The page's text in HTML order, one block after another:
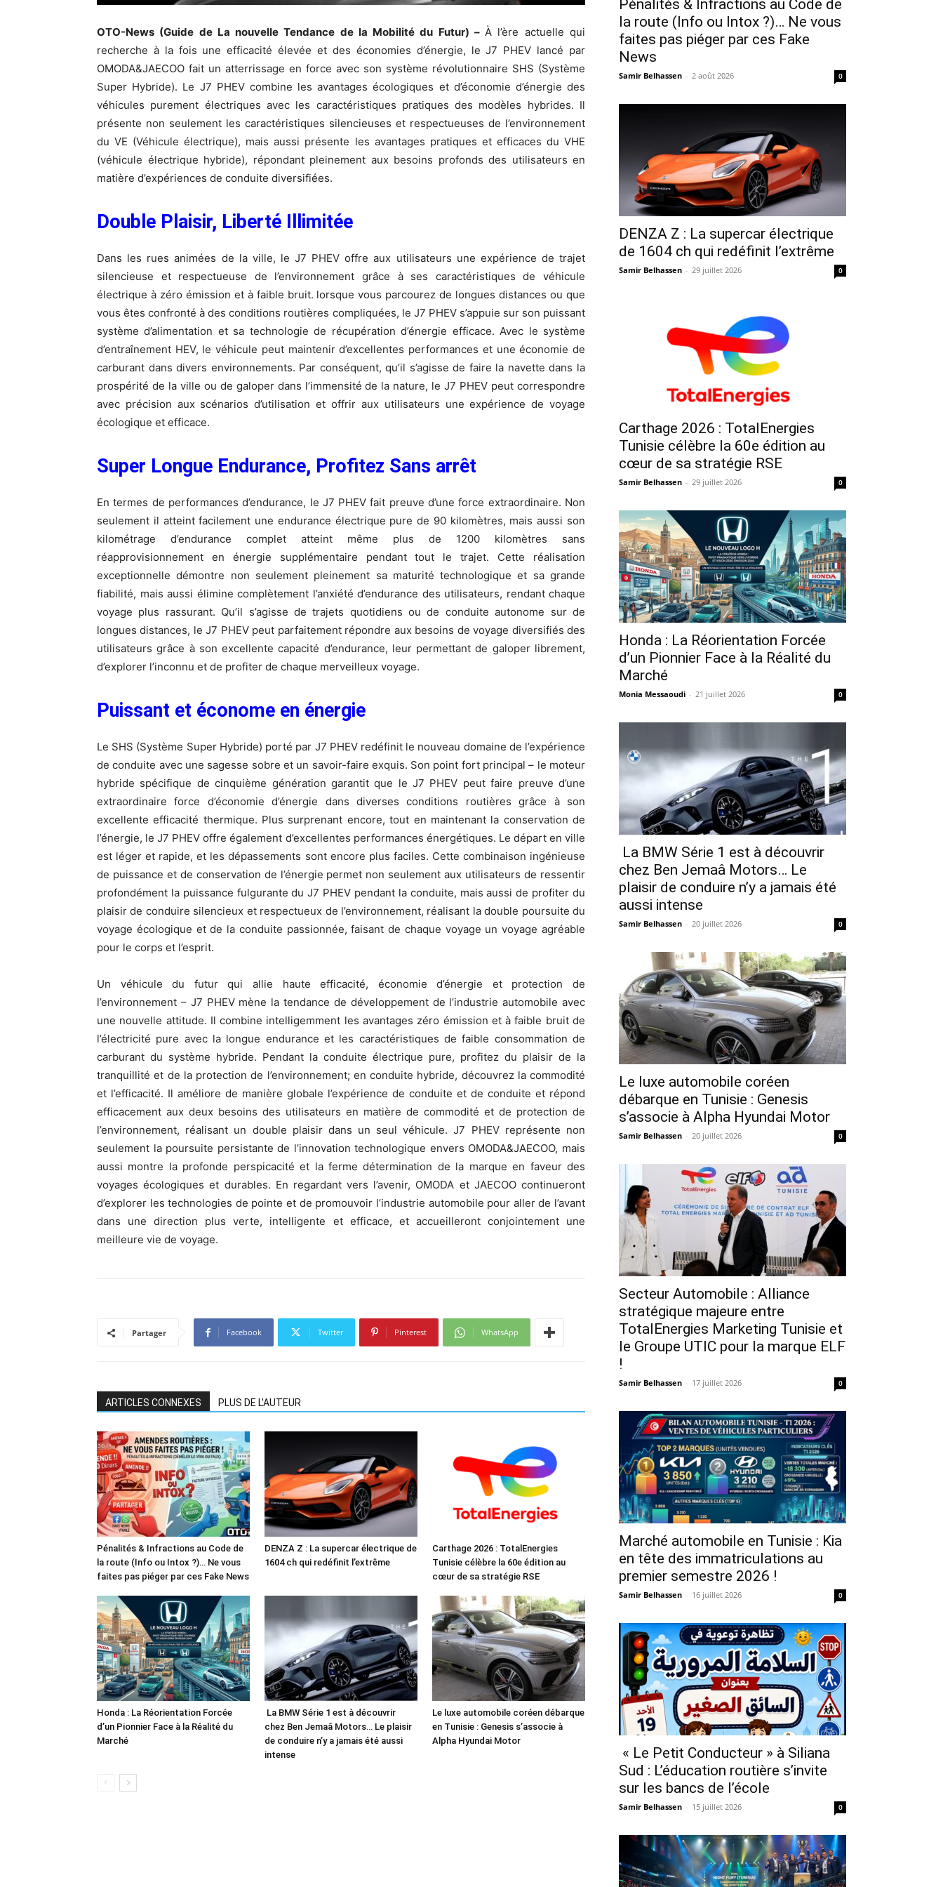
OTO-News (Guide de La nouvelle Tendance de la Mobilité du Futur) –À l’ère actuelle qui
recherche à la fois une efficacité élevée et des économies d’énergie, le J7 PHEV lancé par
OMODA&JAECOO fait un atterrissage en force avec son système révolutionnaire SHS (Système
Super Hybride). Le J7 PHEV combine les avantages écologiques et d’économie d’énergie des
véhicules purement électriques avec les caractéristiques pratiques des modèles hybrides. Il
présente non seulement les caractéristiques silencieuses et respectueuses de l’environnement
du VE (Véhicule électrique), mais aussi présente les avantages pratiques et efficaces du VHE
(véhicule électrique hybride), répondant pleinement aux besoins profonds des utilisateurs en
matière d’expériences de conduite diversifiées.
Double Plaisir, Liberté Illimitée
Dans les rues animées de la ville, le J7 PHEV offre aux utilisateurs une expérience de trajet
silencieuse et respectueuse de l’environnement grâce à ses caractéristiques de véhicule
électrique à zéro émission et à faible bruit. lorsque vous parcourez de longues distances ou que
vous êtes confronté à des conditions routières compliquées, le J7 PHEV s’appuie sur son puissant
système d’alimentation et sa technologie de récupération d’énergie efficace. Avec le système
d’entraînement HEV, le véhicule peut maintenir d’excellentes performances et une économie de
carburant dans divers environnements. Par conséquent, qu’il s’agisse de faire la navette dans la
prospérité de la ville ou de galoper dans l’immensité de la nature, le J7 PHEV peut correspondre
avec précision aux scénarios d’utilisation et offrir aux utilisateurs une expérience de voyage
écologique et efficace.
Super Longue Endurance, Profitez Sans arrêt
En termes de performances d’endurance, le J7 PHEV fait preuve d’une force extraordinaire. Non
seulement il atteint facilement une endurance électrique pure de 90 kilomètres, mais aussi son
kilométrage d’endurance complet atteint même plus de 1200 kilomètres sans
réapprovisionnement en énergie supplémentaire pendant tout le trajet. Cette réalisation
exceptionnelle démontre non seulement pleinement sa maturité technologique et sa grande
fiabilité, mais aussi élimine complètement l’anxiété d’endurance des utilisateurs, rendant chaque
voyage plus rassurant. Qu’il s’agisse de trajets quotidiens ou de conduite autonome sur de
longues distances, le J7 PHEV peut parfaitement répondre aux besoins de voyage diversifiés des
utilisateurs grâce à son excellente capacité d’endurance, leur permettant de galoper librement,
d’explorer l’inconnu et de profiter de chaque merveilleux voyage.
Puissant et économe en énergie
Le SHS (Système Super Hybride) porté par J7 PHEV redéfinit le nouveau domaine de l’expérience
de conduite avec une sagesse sobre et un savoir-faire exquis. Son point fort principal – le moteur
hybride spécifique de cinquième génération garantit que le J7 PHEV peut faire preuve d’une
extraordinaire force d’économie d’énergie dans diverses conditions routières grâce à son
excellente efficacité thermique. Plus surprenant encore, tout en maintenant la conservation de
l’énergie, le J7 PHEV offre également d’excellentes performances énergétiques. Le départ en ville
est léger et rapide, et les dépassements sont encore plus faciles. Cette combinaison ingénieuse
de puissance et de conservation de l’énergie permet non seulement aux utilisateurs de ressentir
profondément la puissance fulgurante du J7 PHEV pendant la conduite, mais aussi de profiter du
plaisir de conduire silencieux et respectueux de l’environnement, réalisant la double poursuite du
voyage écologique et de la conduite passionnée, faisant de chaque voyage un voyage agréable
pour le corps et l’esprit.
Un véhicule du futur qui allie haute efficacité, économie d’énergie et protection de
l’environnement – J7 PHEV mène la tendance de développement de l’industrie automobile avec
une nouvelle attitude. Il combine intelligemment les avantages zéro émission et à faible bruit de
l’électricité pure avec la longue endurance et les caractéristiques de faible consommation de
carburant du système hybride. Pendant la conduite électrique pure, profitez du plaisir de la
tranquillité et de la protection de l’environnement; en conduite hybride, découvrez la commodité
et l’efficacité. Il améliore de manière globale l’expérience de conduite et de conduite et répond
efficacement aux deux besoins des utilisateurs en matière de commodité et de protection de
l’environnement, réalisant un double plaisir dans un seul véhicule. J7 PHEV représente non
seulement la poursuite persistante de l’innovation technologique envers OMODA&JAECOO, mais
aussi montre la profonde perspicacité et la ferme détermination de la marque en faveur des
voyages écologiques et durables. En regardant vers l’avenir, OMODA et JAECOO continueront
d’explorer les technologies de pointe et de promouvoir l’industrie automobile pour aller de l’avant
dans une direction plus verte, intelligente et efficace, et accueilleront conjointement une
meilleure vie de voyage.
Partager Facebook Twitter Pinterest WhatsApp
ARTICLES CONNEXES PLUS DE L'AUTEUR
Pénalités & Infractions au Code de
la route (Info ou Intox ?)… Ne vous
faites pas piéger par ces Fake News
DENZA Z : La supercar électrique de
1604 ch qui redéfinit l’extrême
Carthage 2026 : TotalEnergies
Tunisie célèbre la 60e édition au
cœur de sa stratégie RSE
Honda : La Réorientation Forcée
d’un Pionnier Face à la Réalité du
Marché
La BMW Série 1 est à découvrir
chez Ben Jemaâ Motors… Le plaisir
de conduire n’y a jamais été aussi
intense
Le luxe automobile coréen débarque
en Tunisie : Genesis s’associe à
Alpha Hyundai Motor
Pénalités & Infractions au Code de
la route (Info ou Intox ?)… Ne vous
faites pas piéger par ces Fake
News
Samir Belhassen - 2 août 2026 0
DENZA Z : La supercar électrique
de 1604 ch qui redéfinit l’extrême
Samir Belhassen - 29 juillet 2026 0
Carthage 2026 : TotalEnergies
Tunisie célèbre la 60e édition au
cœur de sa stratégie RSE
Samir Belhassen - 29 juillet 2026 0
Honda : La Réorientation Forcée
d’un Pionnier Face à la Réalité du
Marché
Monia Messaoudi - 21 juillet 2026 0
La BMW Série 1 est à découvrir
chez Ben Jemaâ Motors… Le
plaisir de conduire n’y a jamais été
aussi intense
Samir Belhassen - 20 juillet 2026 0
Le luxe automobile coréen
débarque en Tunisie : Genesis
s’associe à Alpha Hyundai Motor
Samir Belhassen - 20 juillet 2026 0
Secteur Automobile : Alliance
stratégique majeure entre
TotalEnergies Marketing Tunisie et
le Groupe UTIC pour la marque ELF
!
Samir Belhassen - 17 juillet 2026 0
Marché automobile en Tunisie : Kia
en tête des immatriculations au
premier semestre 2026 !
Samir Belhassen - 16 juillet 2026 0
« Le Petit Conducteur » à Siliana
Sud : L’éducation routière s’invite
sur les bancs de l’école
Samir Belhassen - 15 juillet 2026 0